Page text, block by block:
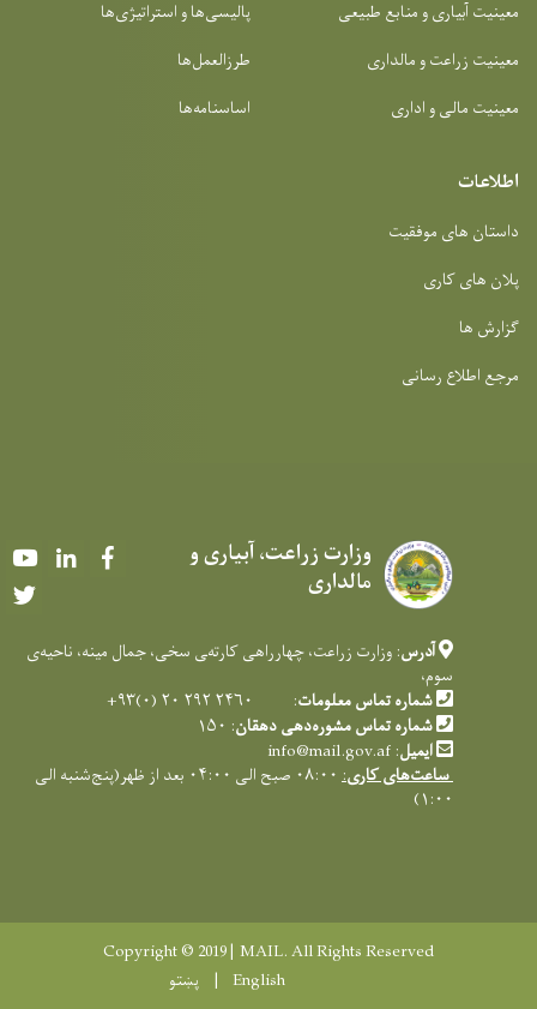
معینیت آبیاری و منابع طبیعی
معینیت زراعت و مالداری
معینیت مالی و اداری
پالیسی‌ها و استراتیژی‌ها
طرزالعمل‌ها
اساسنامه‌ها
اطلاعات
داستان های موفقیت
پلان های کاری
گزارش ها
مرجع اطلاع رسانی
وزارت زراعت، آبیاری و
مالداری
YoutubeLinkedIn
آدرس: وزارت زراعت، چهارراهی کارته‌‍ی سخی، جمال مینه، ناحیه‌ی
سوم،
شماره تماس معلومات: ۲۴۶۰ ۲۹۲ ۲۰ (۰)۹۳+
شماره تماس مشوره‌دهی دهقان: ۱۵۰
ایمیل:
info@mail.gov.af
ساعت‌های کاری:
۰۸:۰۰ صبح الی ۰۴:۰۰ بعد از ظهر(پنج‌شنبه الی
۱:۰۰)
Copyright © 2019 | MAIL. All Rights Reserved
English
پښتو